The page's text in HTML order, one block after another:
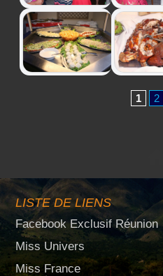
1 2
LISTE DE LIENS
Facebook Exclusif Réunion
Miss Univers
Miss France